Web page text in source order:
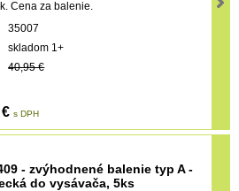
Cena za balenie.
35007
skladom 1+
40,95 €
s DPH
- zvýhodnené balenie typ A -
do vysávača, 5ks